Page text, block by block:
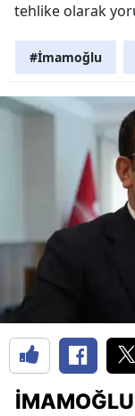
tehlike olarak
#İmamoğlu